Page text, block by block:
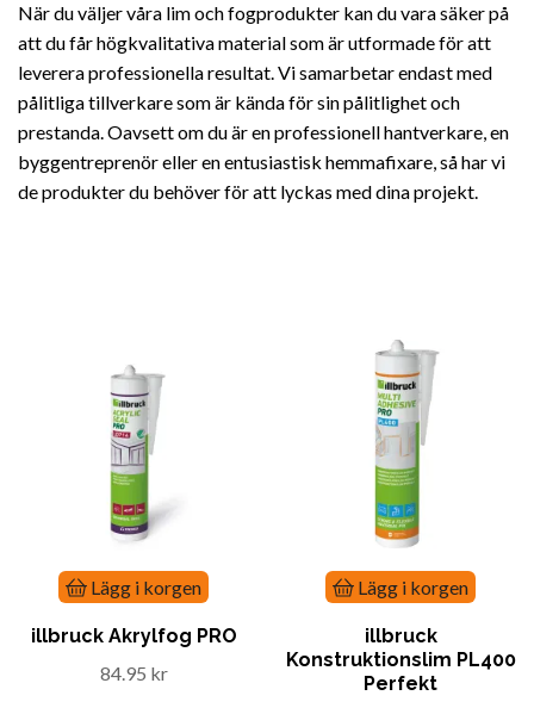
När du väljer våra lim och fogprodukter kan du vara säker på
att du får högkvalitativa material som är utformade för att
leverera professionella resultat. Vi samarbetar endast med
pålitliga tillverkare som är kända för sin pålitlighet och
prestanda. Oavsett om du är en professionell hantverkare, en
byggentreprenör eller en entusiastisk hemmafixare, så har vi
de produkter du behöver för att lyckas med dina projekt.
Lägg i korgen
illbruck Akrylfog PRO
84.95 kr
Lägg i korgen
illbruck
Konstruktionslim PL400
Perfekt